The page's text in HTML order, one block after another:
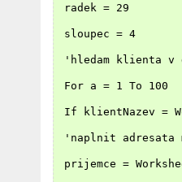
radek = 29
sloupec = 4
'hledam klienta v
For a = 1 To 100
If klientNazev =
'naplnit adresata
prijemce =